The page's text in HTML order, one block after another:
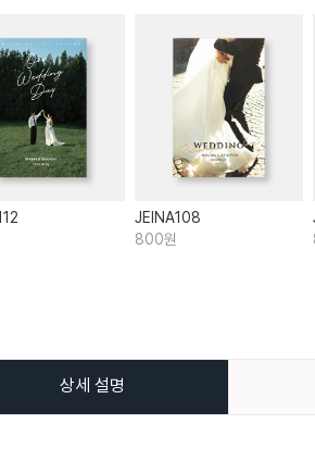
JEINA108
800원
상세 설명